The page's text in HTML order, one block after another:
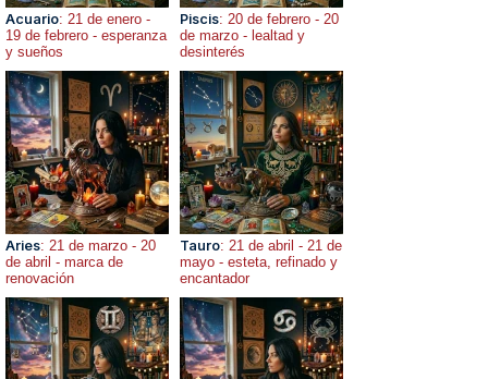
Acuario: 21 de enero -
19 de febrero - esperanza
y sueños
Piscis: 20 de febrero - 20
de marzo - lealtad y
desinterés
Aries: 21 de marzo - 20
de abril - marca de
renovación
Tauro: 21 de abril - 21 de
mayo - esteta, refinado y
encantador